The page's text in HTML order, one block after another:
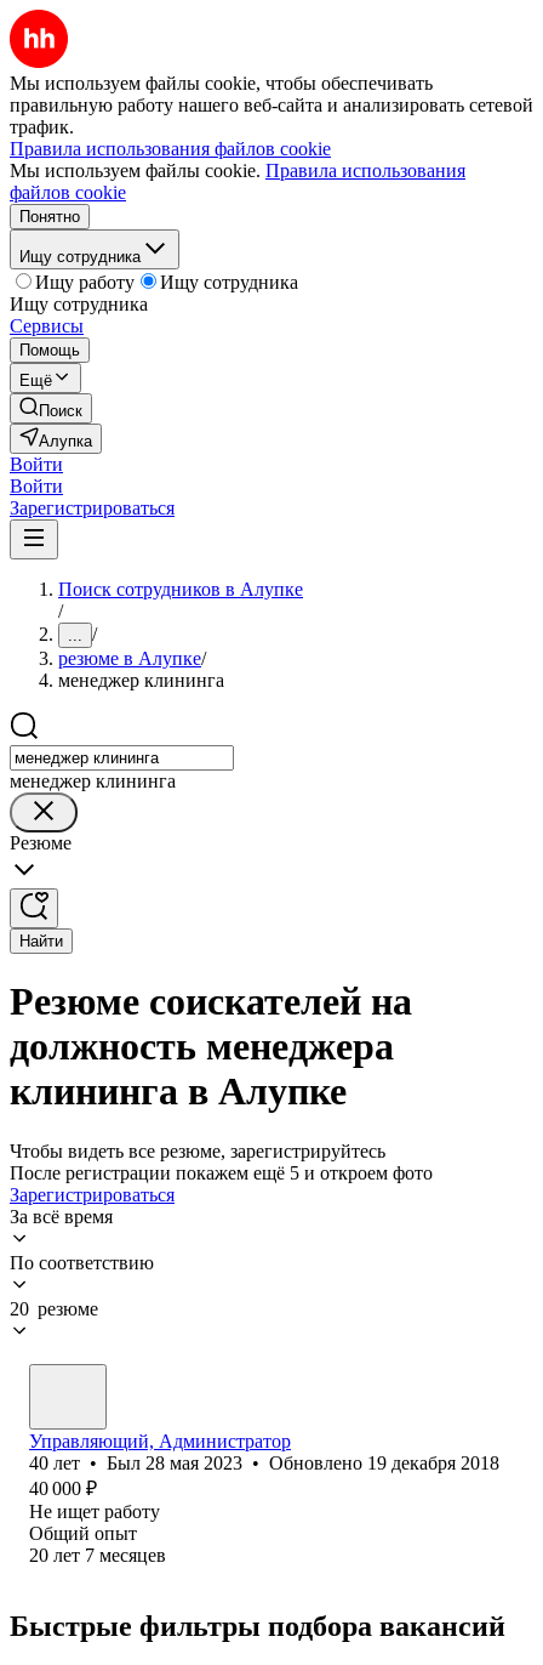
Мы используем файлы cookie, чтобы обеспечивать
правильную работу нашего веб-сайта и анализировать сетевой
трафик.
Правила использования файлов cookie
Мы используем файлы cookie. Правила использования
файлов cookie
Понятно
Ищу сотрудника
Ищу работу
Ищу сотрудника
Ищу сотрудника
Сервисы
Помощь
Ещё
Поиск
Алупка
Войти
Войти
Зарегистрироваться
Поиск сотрудников в Алупке
/
... /
резюме в Алупке/
менеджер клининга
менеджер клининга
Резюме
Найти
Резюме соискателей на
должность менеджера
клининга в Алупке
Чтобы видеть все резюме, зарегистрируйтесь
После регистрации покажем ещё 5 и откроем фото
Зарегистрироваться
За всё время
По соответствию
20 резюме
Управляющий, Администратор
40 лет • Был 28 мая 2023 • Обновлено 19 декабря 2018
40 000 ₽
Не ищет работу
Общий опыт
20 лет 7 месяцев
Быстрые фильтры подбора вакансий